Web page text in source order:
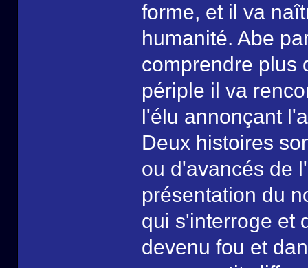
forme, et il va
humanité. Abe
comprendre plus
périple il va
l'élu annonçant
Deux histoires
ou d'avancés de
présentation du
qui s'interroge et
devenu fou et